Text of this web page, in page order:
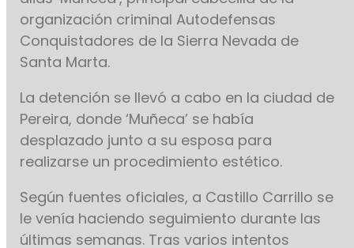
organización criminal Autodefensas
Conquistadores de la Sierra Nevada de
Santa Marta.
La detención se llevó a cabo en la ciudad de
Pereira, donde ‘Muñeca’ se había
desplazado junto a su esposa para
realizarse un procedimiento estético.
Según fuentes oficiales, a Castillo Carrillo se
le venía haciendo seguimiento durante las
últimas semanas. Tras varios intentos